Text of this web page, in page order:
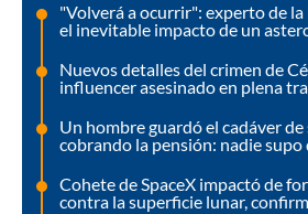
"Volverá a ocurrir": experto de
el inevitable impacto de un
Nuevos detalles del crimen de
influencer asesinado en plena
Un hombre guardó el cadáver
cobrando la pensión: nadie supo
Cohete de SpaceX impactó de
contra la superficie lunar,